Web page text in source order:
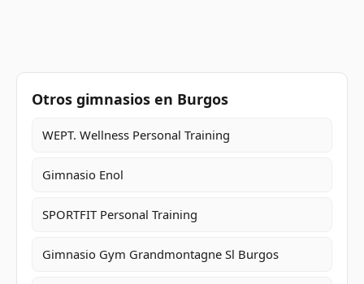
Otros gimnasios en Burgos
WEPT. Wellness Personal Training
Gimnasio Enol
SPORTFIT Personal Training
Gimnasio Gym Grandmontagne Sl Burgos